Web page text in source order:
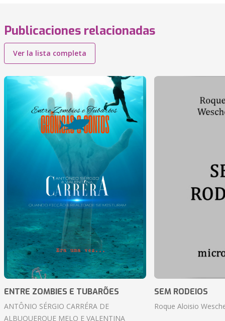
Publicaciones relacionadas
Ver la lista completa
ENTRE ZOMBIES E TUBARÕES
ANTÔNIO SÉRGIO CARRÉRA DE
ALBUQUERQUE MELO E VALENTINA
SEM RODEIOS
Roque Aloisio